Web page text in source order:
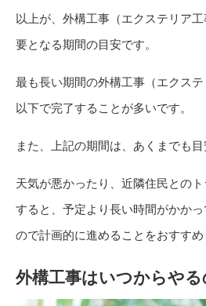
以上が、外構工事（エクステリア
要となる期間の目安です。
最も長い期間の外構工事（エクス
以下で完了することが多いです。
また、上記の期間は、あくまでも目
天気が悪かったり、近隣住民との
すると、予定より長い時間がかか
ので計画的に進めることをおすすめ
外構工事はいつからやる